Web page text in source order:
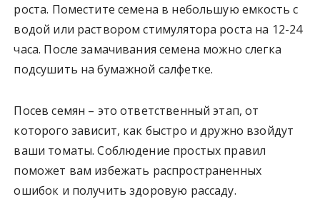
роста. Поместите семена в небольшую емкость с
водой или раствором стимулятора роста на 12-24
часа. После замачивания семена можно слегка
подсушить на бумажной салфетке.
Посев семян – это ответственный этап, от
которого зависит, как быстро и дружно взойдут
ваши томаты. Соблюдение простых правил
поможет вам избежать распространенных
ошибок и получить здоровую рассаду.